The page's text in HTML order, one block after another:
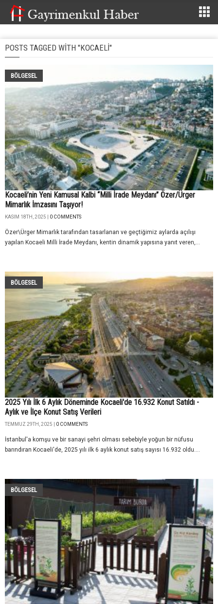
POSTS TAGGED WITH "KOCAELI"
BÖLGESEL
Kocaeli’nin Yeni Kamusal Kalbi “Milli İrade Meydanı” Özer/Ürger
Mimarlık İmzasını Taşıyor!
KASIM 18TH, 2025 | 0 COMMENTS
Özer\Ürger Mimarlık tarafından tasarlanan ve geçtiğimiz aylarda açılışı
yapılan Kocaeli Milli İrade Meydanı, kentin dinamik yapısına yanıt veren,...
BÖLGESEL
2025 Yılı İlk 6 Aylık Döneminde Kocaeli'de 16.932 Konut Satıldı -
Aylık ve İlçe Konut Satış Verileri
TEMMUZ 29TH, 2025 | 0 COMMENTS
İstanbul'a komşu ve bir sanayi şehri olması sebebiyle yoğun bir nüfusu
barındıran Kocaeli'de, 2025 yılı ilk 6 aylık konut satış sayısı 16.932 oldu....
BÖLGESEL